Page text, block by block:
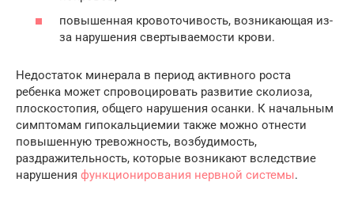
повышенная кровоточивость, возникающая из-
за нарушения свертываемости крови.
Недостаток минерала в период активного роста
ребенка может спровоцировать развитие сколиоза,
плоскостопия, общего нарушения осанки. К начальным
симптомам гипокальциемии также можно отнести
повышенную тревожность, возбудимость,
раздражительность, которые возникают вследствие
нарушения функционирования нервной системы.